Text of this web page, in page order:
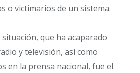
o victimarios de un sistema.
que ha acaparado
y televisión, así como
en la prensa nacional, fue el